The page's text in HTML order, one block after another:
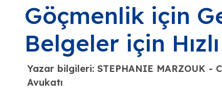
Göçmenlik için
Belgeler için
Yazar bilgileri: STEPHANIE MARZOUK -
Avukatı